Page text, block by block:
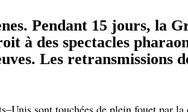
Pendant 15 jours, la
à des spectacles
Les retransmissions
sont touchées de plein fouet par